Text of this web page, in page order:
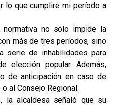
lo que cumpliré mi período a
no sólo impide la
más de tres períodos, sino
serie de inhabilidades para
elección popular. Además,
de anticipación en caso de
al Consejo Regional.
la alcaldesa señaló que su